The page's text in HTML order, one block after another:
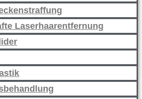
Laserhaarentfernung